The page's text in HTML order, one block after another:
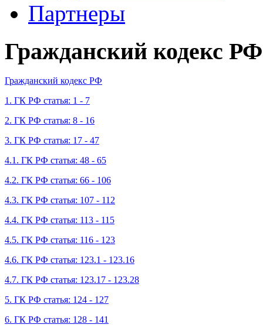
Партнеры
Гражданский кодекс РФ
Гражданский кодекс РФ
1. ГК РФ статья: 1 - 7
2. ГК РФ статья: 8 - 16
3. ГК РФ статья: 17 - 47
4.1. ГК РФ статья: 48 - 65
4.2. ГК РФ статья: 66 - 106
4.3. ГК РФ статья: 107 - 112
4.4. ГК РФ статья: 113 - 115
4.5. ГК РФ статья: 116 - 123
4.6. ГК РФ статья: 123.1 - 123.16
4.7. ГК РФ статья: 123.17 - 123.28
5. ГК РФ статья: 124 - 127
6. ГК РФ статья: 128 - 141